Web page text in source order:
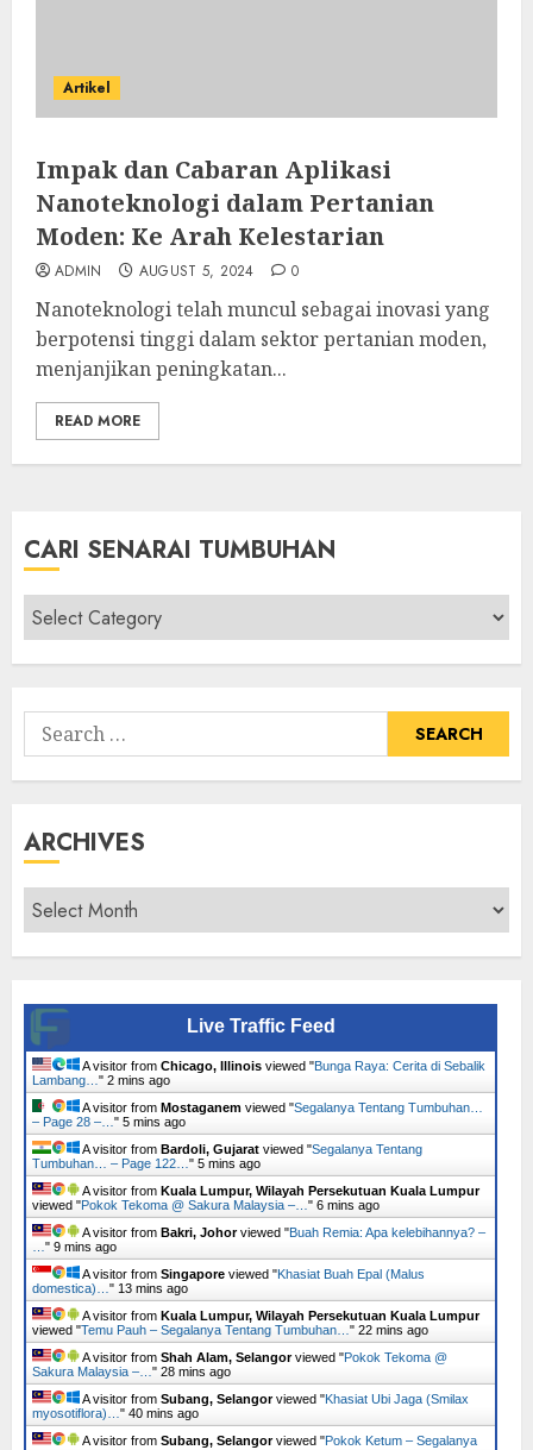
Artikel
Impak dan Cabaran Aplikasi
Nanoteknologi dalam Pertanian
Moden: Ke Arah Kelestarian
ADMIN AUGUST 5, 2024 0
Nanoteknologi telah muncul sebagai inovasi yang
berpotensi tinggi dalam sektor pertanian moden,
menjanjikan peningkatan...
READ MORE
CARI SENARAI TUMBUHAN
Cari
Senarai
Tumbuhan
Search
for:
ARCHIVES
Archives
Live Traffic Feed
A visitor from Chicago, Illinois viewed "Bunga Raya: Cerita di Sebalik
Lambang… " 2 mins ago
A visitor from Mostaganem viewed "Segalanya Tentang Tumbuhan…
– Page 28 –… " 5 mins ago
A visitor from Bardoli, Gujarat viewed "Segalanya Tentang
Tumbuhan… – Page 122… " 5 mins ago
A visitor from Kuala Lumpur, Wilayah Persekutuan Kuala Lumpur
viewed "Pokok Tekoma @ Sakura Malaysia –… " 6 mins ago
A visitor from Bakri, Johorviewed "Buah Remia: Apa kelebihannya? –
" 9 mins ago
A visitor from Singapore viewed "Khasiat Buah Epal (Malus
domestica)… " 13 mins ago
A visitor from Kuala Lumpur, Wilayah Persekutuan Kuala Lumpur
viewed "Temu Pauh – Segalanya Tentang Tumbuhan… " 22 mins ago
A visitor from Shah Alam, Selangorviewed "Pokok Tekoma @
Sakura Malaysia –… " 28 mins ago
A visitor from Subang, Selangorviewed "Khasiat Ubi Jaga (Smilax
myosotiflora)… " 40 mins ago
A visitor from Subang, Selangorviewed "Pokok Ketum – Segalanya